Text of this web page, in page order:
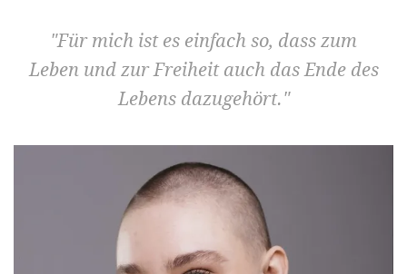
Für mich ist es einfach so, dass zum
Leben und zur Freiheit auch das Ende des
Lebens dazugehört.